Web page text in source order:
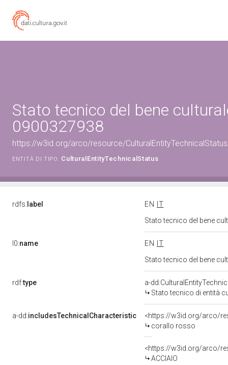
Stato tecnico del bene
0900327938
https://w3id.org/arco/resource/
ENTITÀ DI TIPO: CulturalEntityTechnicalStatus
rdfs: label EN
IT
Stato tecnico del bene
l0:name EN
IT
Stato tecnico del bene
rdf:type
a-
Stato tecnico di entità
a-dd:includesTechnicalCharacteristic
<https://w3id.org/arco/
corallo rosso
<https://w3id.org/arco/
ACCIAIO